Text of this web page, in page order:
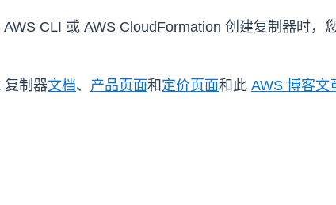
CLI 或 AWS CloudFormation 创建复制器时
复制器文档、 产品页面和 定价页面和此 AWS 博客文